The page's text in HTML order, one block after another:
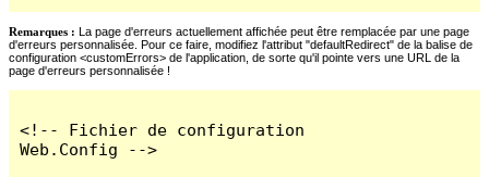
Remarques : La page d'erreurs actuellement affichée peut être remplacée par une page
d'erreurs personnalisée. Pour ce faire, modifiez l'attribut "defaultRedirect" de la balise de
configuration <customErrors> de l'application, de sorte qu'il pointe vers une URL de la
page d'erreurs personnalisée !
<!-- Fichier de configuration
Web.Config -->